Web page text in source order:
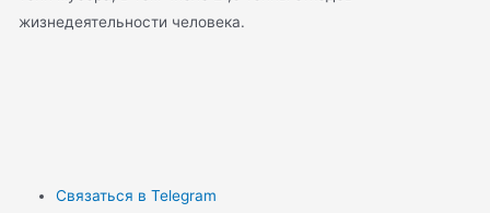
жизнедеятельности человека.
Связаться в Telegram